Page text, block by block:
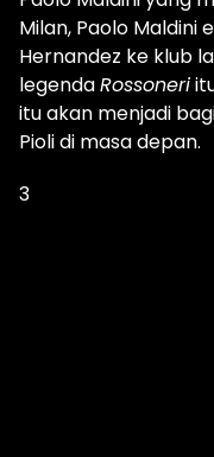
Milan, Paolo Maldini
Hernandez ke klub
legendaRossoneri
itu akan menjadi
Pioli di masa depan.
3